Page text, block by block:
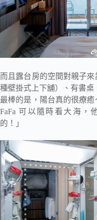
而且露台房的空間對親子
種壁掛式上下舖）、有書桌
最棒的是，陽台真的很療
FaFa 可以隨時看大海，
的！」